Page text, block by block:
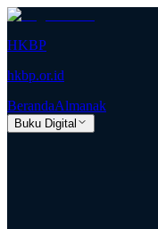
HKBP
hkbp.or.id
BerandaAlmanak
Buku Digital